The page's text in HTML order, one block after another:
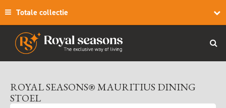
Totale collectie
ROYAL SEASONS® MAURITIUS DINING
STOEL